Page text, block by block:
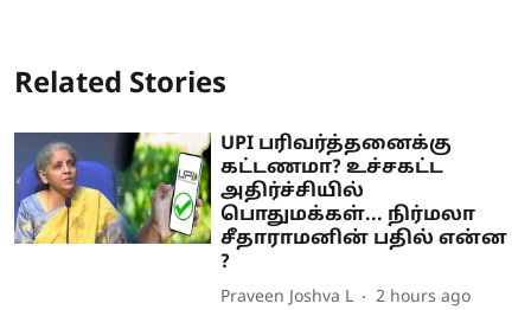
Related Stories
UPI பரிவர்த்தனைக்கு
கட்டணமா? உச்சகட்ட
அதிர்ச்சியில்
பொதுமக்கள்... நிர்மலா
சீதாராமனின் பதில் என்ன
?
Praveen Joshva L 2 hours ago